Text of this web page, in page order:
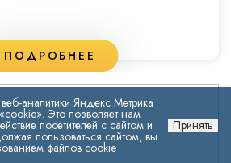
ПОДРОБНЕЕ
аналитики Яндекс Метрика
Это позволяет нам
посетителей с сайтом и
пользоваться сайтом, вы
файлов cookie
Принять